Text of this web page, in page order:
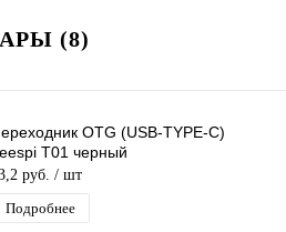
(8)
OTG (USB-TYPE-C)
T01 черный
руб. / шт
Подробнее